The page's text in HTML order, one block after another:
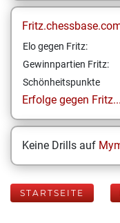
Elo gegen Fritz:
Gewinnpartien Fritz:
Schönheitspunkte
Erfolge gegen Fritz...
Keine Drills auf
STARTSEITE